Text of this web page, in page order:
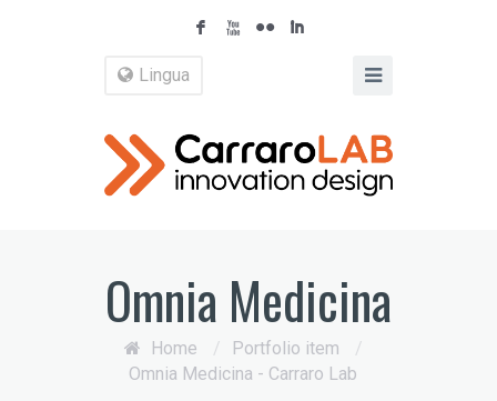
F X N I
Lingua
Omnia Medicina
Home / Portfolio item
/
Omnia Medicina - Carraro Lab